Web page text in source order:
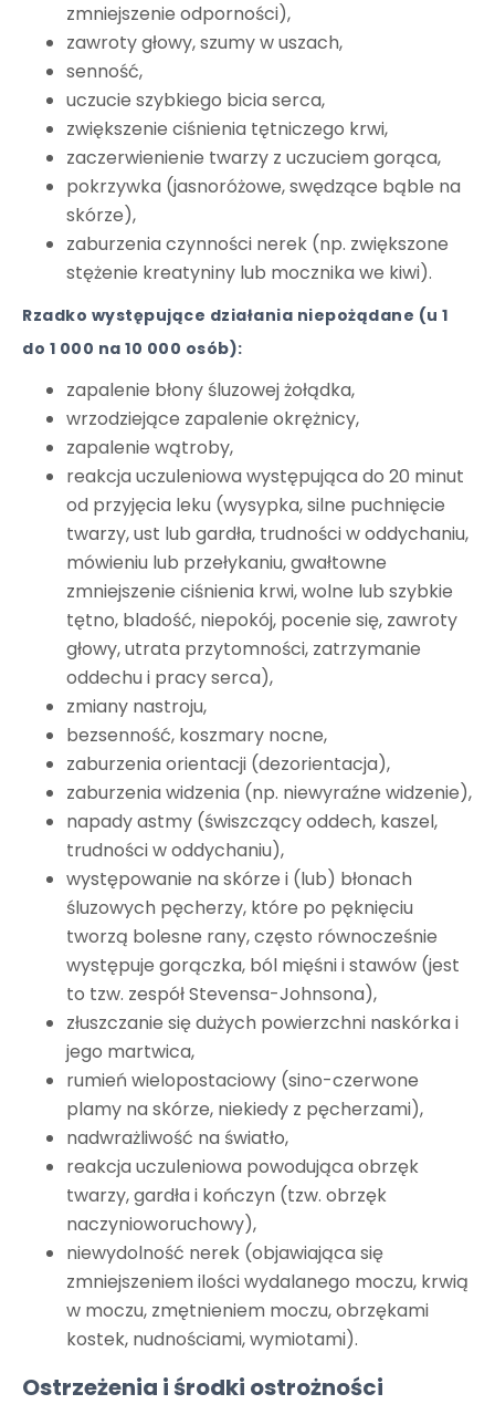
zmniejszenie odporności),
zawroty głowy, szumy w uszach,
senność,
uczucie szybkiego bicia serca,
zwiększenie ciśnienia tętniczego krwi,
zaczerwienienie twarzy z uczuciem gorąca,
pokrzywka (jasnoróżowe, swędzące bąble na
skórze),
zaburzenia czynności nerek (np. zwiększone
stężenie kreatyniny lub mocznika we kiwi).
Rzadko występujące działania niepożądane (u 1
do 1 000 na 10 000 osób):
zapalenie błony śluzowej żołądka,
wrzodziejące zapalenie okrężnicy,
zapalenie wątroby,
reakcja uczuleniowa występująca do 20 minut
od przyjęcia leku (wysypka, silne puchnięcie
twarzy, ust lub gardła, trudności w oddychaniu,
mówieniu lub przełykaniu, gwałtowne
zmniejszenie ciśnienia krwi, wolne lub szybkie
tętno, bladość, niepokój, pocenie się, zawroty
głowy, utrata przytomności, zatrzymanie
oddechu i pracy serca),
zmiany nastroju,
bezsenność, koszmary nocne,
zaburzenia orientacji (dezorientacja),
zaburzenia widzenia (np. niewyraźne widzenie),
napady astmy (świszczący oddech, kaszel,
trudności w oddychaniu),
występowanie na skórze i (lub) błonach
śluzowych pęcherzy, które po pęknięciu
tworzą bolesne rany, często równocześnie
występuje gorączka, ból mięśni i stawów (jest
to tzw. zespół Stevensa-Johnsona),
złuszczanie się dużych powierzchni naskórka i
jego martwica,
rumień wielopostaciowy (sino-czerwone
plamy na skórze, niekiedy z pęcherzami),
nadwrażliwość na światło,
reakcja uczuleniowa powodująca obrzęk
twarzy, gardła i kończyn (tzw. obrzęk
naczynioworuchowy),
niewydolność nerek (objawiająca się
zmniejszeniem ilości wydalanego moczu, krwią
w moczu, zmętnieniem moczu, obrzękami
kostek, nudnościami, wymiotami).
Ostrzeżenia i środki ostrożności